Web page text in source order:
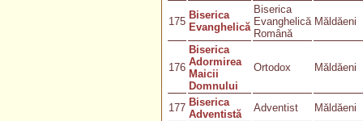
175
Biserica
Evanghelică
Biserica
Evanghelică
Română
Măldăeni
176
Biserica
Adormirea
Maicii
Domnului
Ortodox Măldăeni
177 Biserica
Adventistă
Adventist Măldăeni